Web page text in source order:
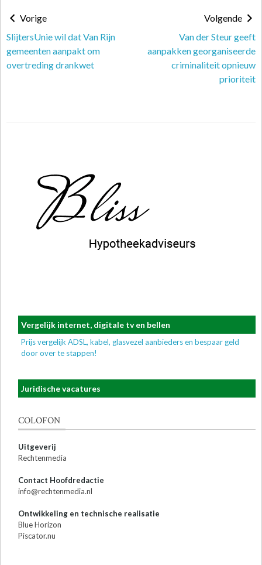
Vorige
SlijtersUnie wil dat Van Rijn
gemeenten aanpakt om
overtreding drankwet
Volgende
Van der Steur geeft
aanpakken georganiseerde
criminaliteit opnieuw
prioriteit
Vergelijk internet, digitale tv en bellen
Prijs vergelijk ADSL, kabel, glasvezel aanbieders en bespaar geld
door over te stappen!
Juridische vacatures
COLOFON
Uitgeverij
Rechtenmedia
Contact Hoofdredactie
info@rechtenmedia.nl
Ontwikkeling en technische realisatie
Blue Horizon
Piscator.nu